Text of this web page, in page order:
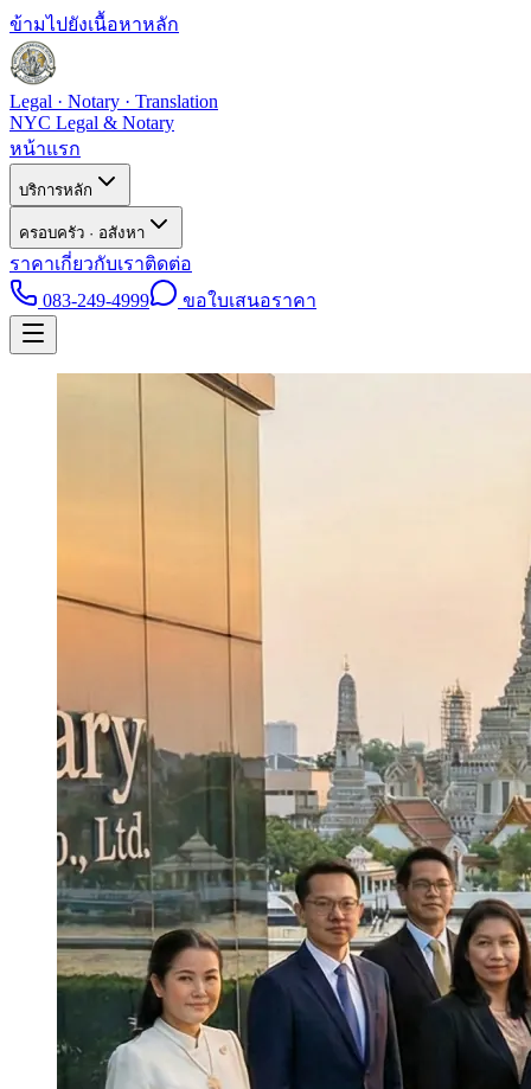
ข้ามไปยังเนื้อหาหลัก
Legal · Notary · Translation
NYC Legal & Notary
หน้าแรก
บริการหลัก
ครอบครัว · อสังหา
ราคาเกี่ยวกับเราติดต่อ
083-249-4999
ขอใบเสนอราคา